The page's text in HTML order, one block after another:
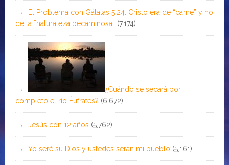
El Problema con Gálatas 5:24: Cristo era de “carne” y no
de la ¨naturaleza pecaminosa” (7,174)
¿Cuándo se secará por
completo el río Éufrates? (6,672)
Jesús con 12 años (5,762)
Yo seré su Dios y ustedes serán mi pueblo (5,161)